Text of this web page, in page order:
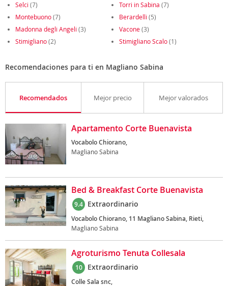
Selci (7) Torri in Sabina (7)
Montebuono(7) Berardelli (5)
Madonna degli Angeli (3) Vacone(3)
Stimigliano(2) Stimigliano Scalo(1)
Recomendaciones para ti en Magliano Sabina
Recomendados Mejor precio Mejor valorados
Apartamento Corte Buenavista
Vocabolo Chiorano,
Magliano Sabina
Bed & Breakfast Corte Buenavista
9.4 Extraordinario
Vocabolo Chiorano, 11 Magliano Sabina, Rieti,
Magliano Sabina
Agroturismo Tenuta Collesala
10 Extraordinario
Colle Sala snc,